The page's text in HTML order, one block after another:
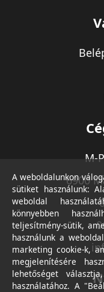
M-
6900
A weboldalunkon
sütiket használunk:
weboldal
könnyebben
teljesítmény-sütik,
használunk a
marketing cookie-k,
megjelenítésére
lehetőséget
használatához. A